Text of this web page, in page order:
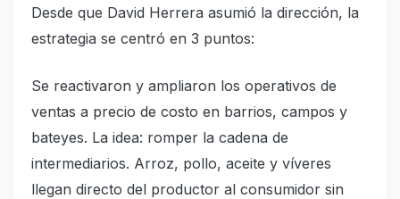
Desde que David Herrera asumió la dirección, la
estrategia se centró en 3 puntos:
Se reactivaron y ampliaron los operativos de
ventas a precio de costo en barrios, campos y
bateyes. La idea: romper la cadena de
intermediarios. Arroz, pollo, aceite y víveres
llegan directo del productor al consumidor sin